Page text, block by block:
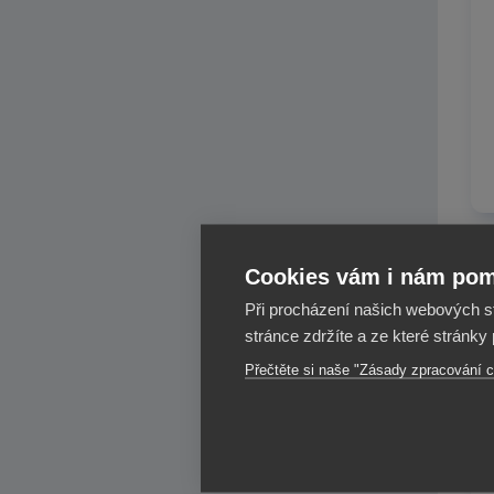
Cookies vám i nám
Při procházení našich webových
stránce zdržíte a ze které stránky
Přečtěte si naše "Zásady zpracování